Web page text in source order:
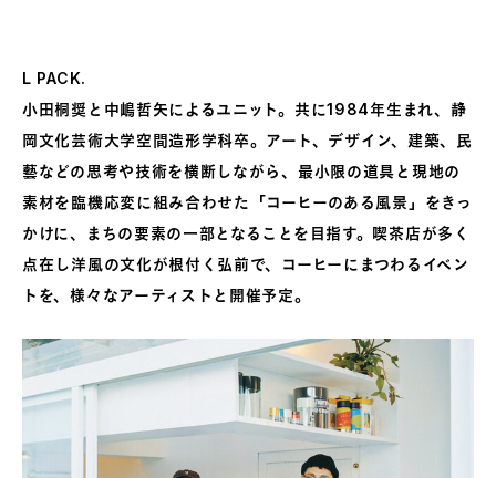
L PACK.
小田桐奨と中嶋哲矢によるユニット。共に1984年生まれ、静
岡文化芸術大学空間造形学科卒。アート、デザイン、建築、民
藝などの思考や技術を横断しながら、最小限の道具と現地の
素材を臨機応変に組み合わせた「コーヒーのある風景」をきっ
かけに、まちの要素の一部となることを目指す。喫茶店が多く
点在し洋風の文化が根付く弘前で、コーヒーにまつわるイベン
トを、様々なアーティストと開催予定。